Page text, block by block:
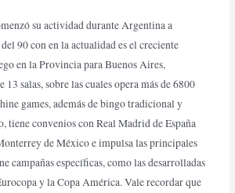
su actividad durante Argentina a
90 con en la actualidad es el creciente
en la Provincia para Buenos Aires,
13 salas, sobre las cuales opera más de 6800
games, además de bingo tradicional y
tiene convenios con Real Madrid de España
de México e impulsa las principales
campañas específicas, como las desarrolladas
y la Copa América. Vale recordar que